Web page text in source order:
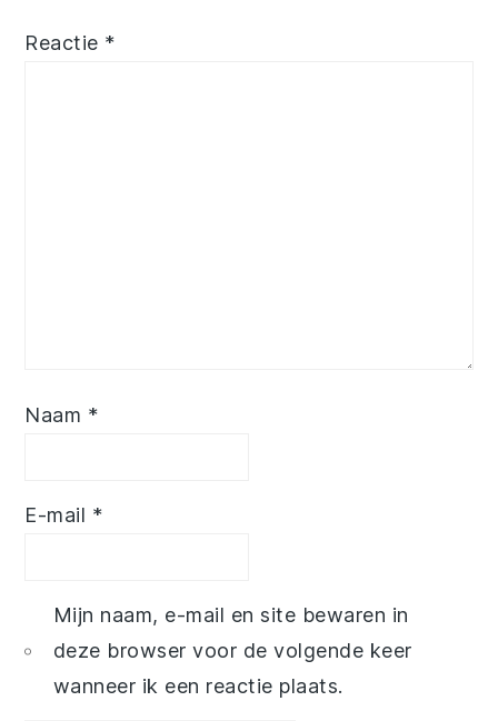
Reactie *
Naam *
E-mail *
Mijn naam, e-mail en site bewaren in
deze browser voor de volgende keer
wanneer ik een reactie plaats.